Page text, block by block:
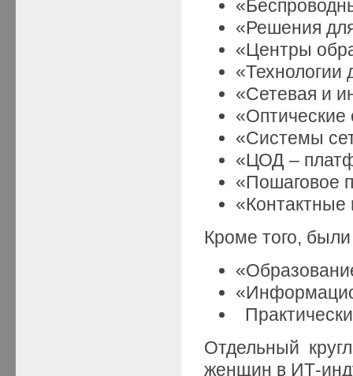
«Решения
«Центры
«Технологии
«Сетевая и
«Оптические
«Системы
«ЦОД –
«Пошаговое
«Контактные
Кроме того,
Отдельный
женщин в ИТ-